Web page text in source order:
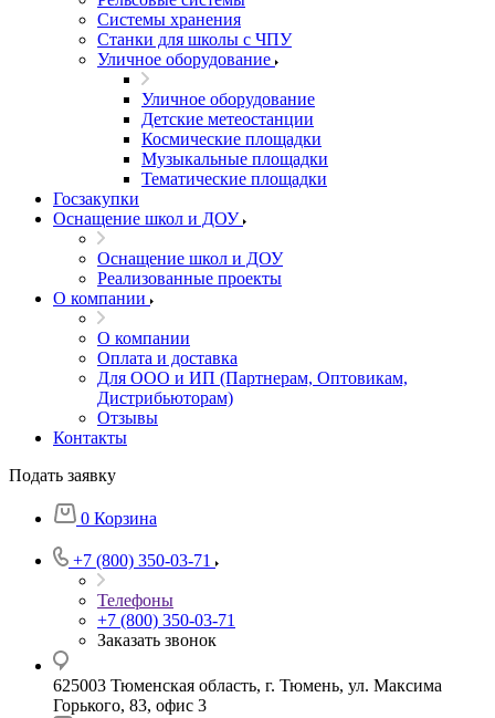
Системы хранения
Станки для школы с ЧПУ
Уличное оборудование
Уличное оборудование
Детские метеостанции
Космические площадки
Музыкальные площадки
Тематические площадки
Госзакупки
Оснащение школ и ДОУ
Оснащение школ и ДОУ
Реализованные проекты
О компании
О компании
Оплата и доставка
Для ООО и ИП (Партнерам, Оптовикам,
Дистрибьюторам)
Отзывы
Контакты
Подать заявку
0 Корзина
+7 (800) 350-03-71
Телефоны
+7 (800) 350-03-71
Заказать звонок
625003 Тюменская область, г. Тюмень, ул. Максима
Горького, 83, офис 3